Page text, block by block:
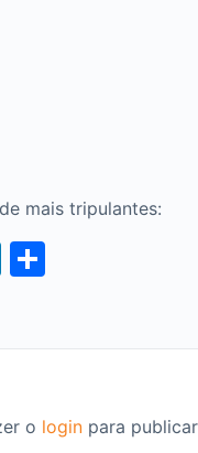
mais tripulantes:
LinkedIn
o login para